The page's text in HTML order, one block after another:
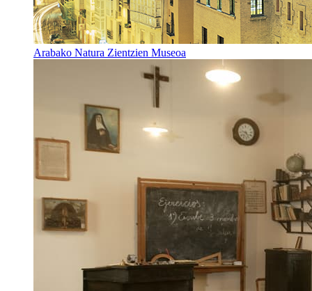
Arabako Natura Zientzien Museoa